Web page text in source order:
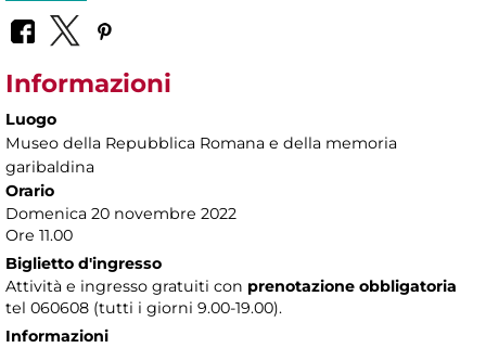
Informazioni
Luogo
Museo della Repubblica Romana e della memoria
garibaldina
Orario
Domenica 20 novembre 2022
Ore 11.00
Biglietto d'ingresso
Attività e ingresso gratuiti con prenotazione obbligatoria
tel 060608 (tutti i giorni 9.00-19.00).
Informazioni